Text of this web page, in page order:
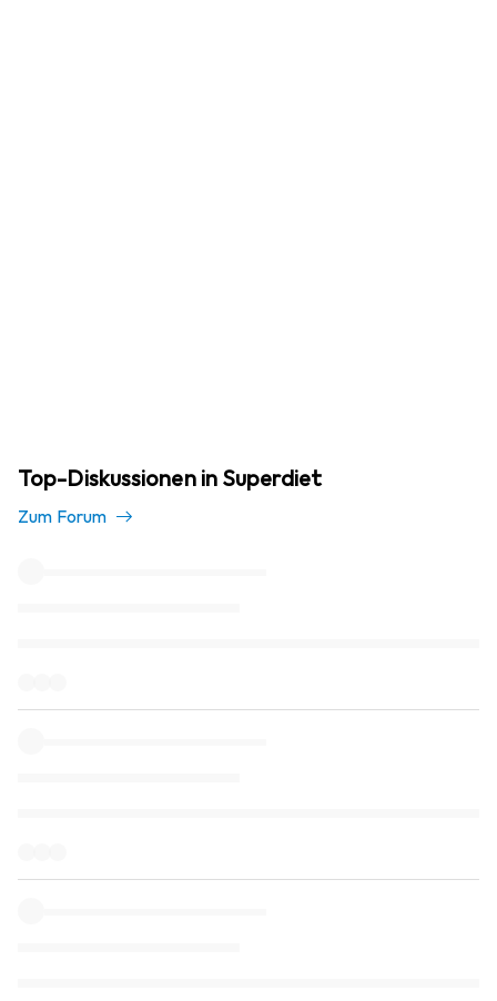
Top-Diskussionen in Superdiet
Zum Forum